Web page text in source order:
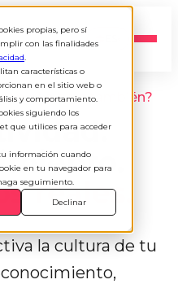
propias, pero sí
con las finalidades
.
características o
en el sitio web o
y comportamiento.
siguiendo los
que utilices para acceder
información cuando
en tu navegador para
seguimiento.
Declinar
¿La tuya también?
reales.
la cultura de tu